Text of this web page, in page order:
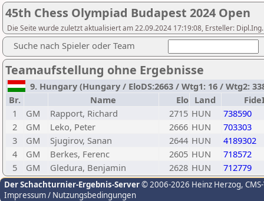
45th Chess Olympiad Budapest 2024 Open
Die Seite wurde zuletzt aktualisiert am 22.09.2024 17:19:08, Ersteller:
Suche nach Spieler oder Team
Teamaufstellung ohne Ergebnisse
9. Hungary (Hungary / EloDS:2663 / Wtg1: 16 / Wtg2:
Br.
Name Elo Land
1
GM Rapport, Richard 2715 HUN
738590
2
GM Leko, Peter 2666 HUN
703303
3
GM Sjugirov, Sanan 2644 HUN
4189302
4
GM Berkes, Ferenc 2605 HUN
718572
5
GM Gledura, Benjamin 2628 HUN 712779
Der Schachturnier-Ergebnis-Server© 2006-2026 Heinz Herzog,
Impressum / Nutzungsbedingungen